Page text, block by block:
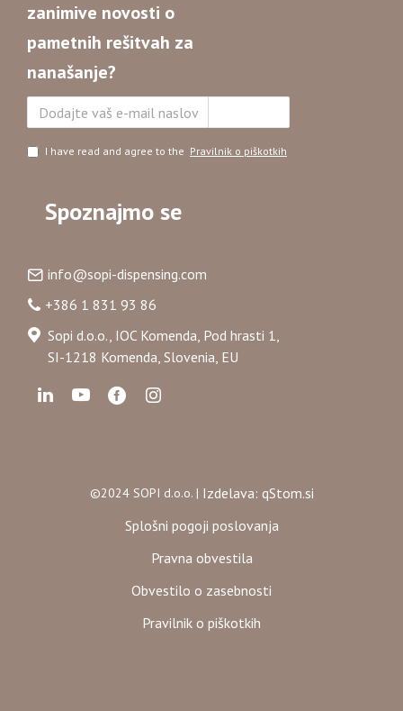
zanimive novosti o
pametnih rešitvah za
nanašanje?
I have read and agree to the Pravilnik o piškotkih
Spoznajmo se
info@sopi-dispensing.com
+386 1 831 93 86
Sopi d.o.o., IOC Komenda, Pod hrasti 1,
SI-1218 Komenda, Slovenia, EU
©2024 SOPI d.o.o. | Izdelava: qStom.si
Splošni pogoji poslovanja
Pravna obvestila
Obvestilo o zasebnosti
Pravilnik o piškotkih